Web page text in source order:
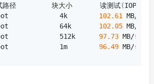
路径         块大小       读测试(IOPS
4k 102.61 MB/
64k 102.05 MB/
512k 97.73 MB/s
1m 96.49 MB/s